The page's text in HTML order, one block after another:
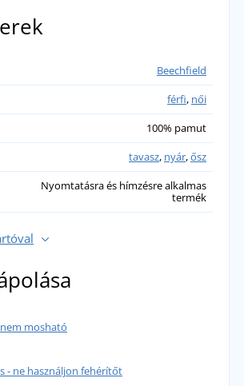
Beechfield
férfi, női
100% pamut
tavasz, nyár,ősz
Nyomtatásra és hímzésre alkalmas
termék
mosható
- ne használjon fehérítőt